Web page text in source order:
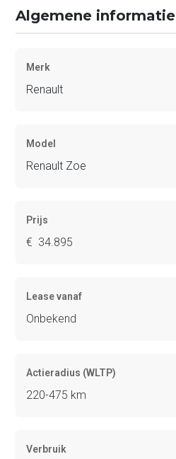
Algemene informatie
Merk
Renault
Model
Renault Zoe
Prijs
€ 34.895
Lease vanaf
Onbekend
Actieradius (WLTP)
220-475 km
Verbruik